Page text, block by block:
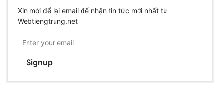
Xin mời để lại email để nhận tin tức mới nhất từ
Webtiengtrung.net
Signup